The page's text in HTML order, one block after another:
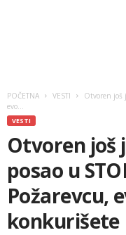
POČETNA VESTI
Otvoren još
evo...
VESTI
Otvoren još
posao u
Požarevcu,
konkurišete